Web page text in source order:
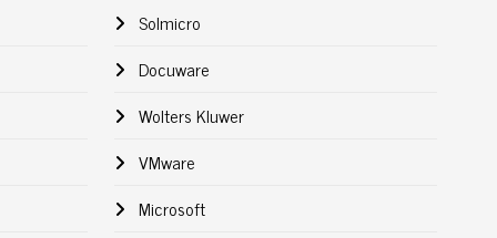
Solmicro
Docuware
Wolters Kluwer
VMware
Microsoft